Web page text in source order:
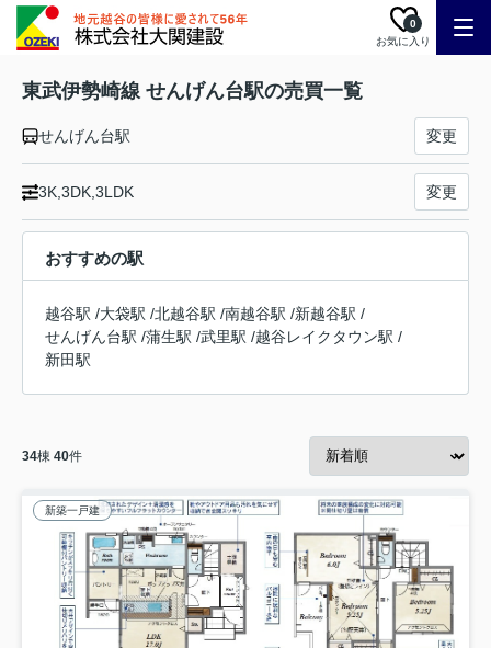
お気に入り
0
東武伊勢崎線 せんげん台駅の売買一覧
せんげん台駅 変更
3K,3DK,3LDK 変更
おすすめの駅
越谷駅 /大袋駅 /北越谷駅 /南越谷駅 /新越谷駅 /
せんげん台駅 /蒲生駅 /武里駅 /越谷レイクタウン駅 /
新田駅
34棟 40件
新築一戸建